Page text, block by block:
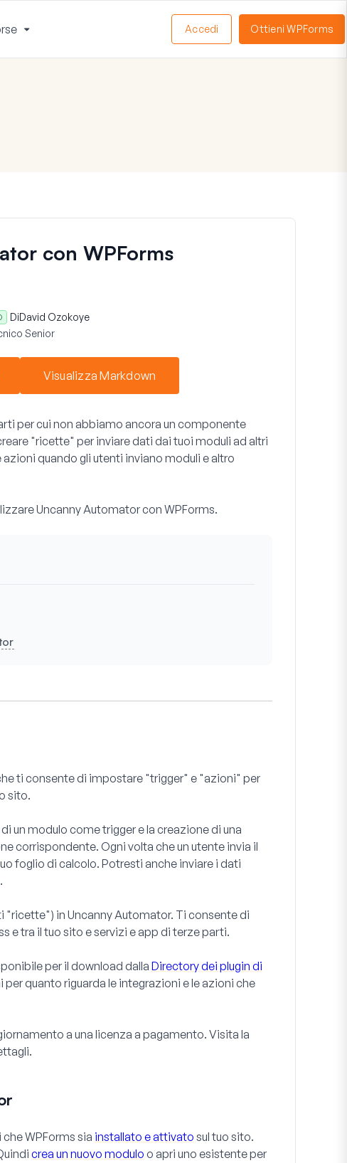
Menu
Accedi Ottieni WPForms
con WPForms
DiDavid Ozokoye
Senior
Visualizza Markdown
per cui non abbiamo ancora un componente
"ricette" per inviare dati dai tuoi moduli ad altri
quando gli utenti inviano moduli e altro
Uncanny Automator con WPForms.
ti consente di impostare "trigger" e "azioni" per
sito.
un modulo come trigger e la creazione di una
corrispondente. Ogni volta che un utente invia il
foglio di calcolo. Potresti anche inviare i dati
"ricette") in Uncanny Automator. Ti consente di
e tra il tuo sito e servizi e app di terze parti.
per il download dalla Directory dei plugin di
quanto riguarda le integrazioni e le azioni che
a una licenza a pagamento. Visita la
WPForms sia installato e attivato sul tuo sito.
crea un nuovo modulo o apri uno esistente per